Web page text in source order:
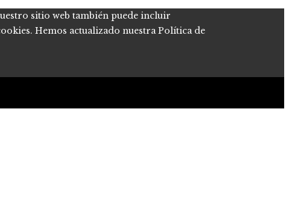
sitio web también puede incluir
Hemos actualizado nuestra Política de